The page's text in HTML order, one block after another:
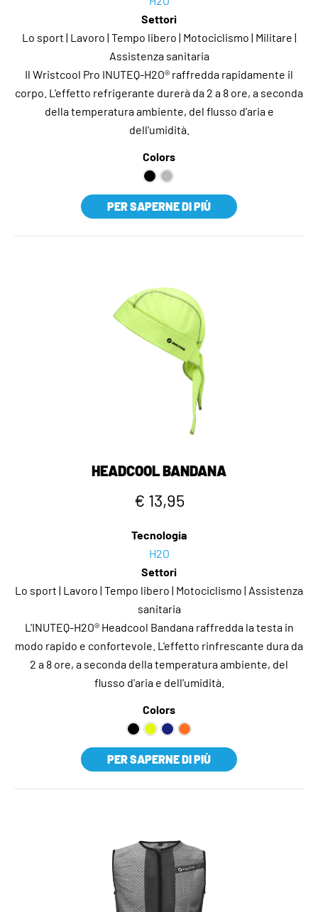
Settori
Lo sport | Lavoro | Tempo libero | Motociclismo | Militare |
Assistenza sanitaria
Il Wristcool Pro INUTEQ-H2O® raffredda rapidamente il
corpo. L'effetto refrigerante durerà da 2 a 8 ore, a seconda
della temperatura ambiente, del flusso d'aria e
dell'umidità.
Colors
PER SAPERNE DI PIÙ
HEADCOOL BANDANA
€ 13,95
Tecnologia
H2O
Settori
Lo sport | Lavoro | Tempo libero | Motociclismo | Assistenza
sanitaria
L'INUTEQ-H2O® Headcool Bandana raffredda la testa in
modo rapido e confortevole. L'effetto rinfrescante dura da
2 a 8 ore, a seconda della temperatura ambiente, del
flusso d'aria e dell'umidità.
Colors
PER SAPERNE DI PIÙ